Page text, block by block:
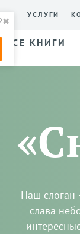
УСЛУГИ
ВСЕ КНИГИ
Наш слоган
слава
✖